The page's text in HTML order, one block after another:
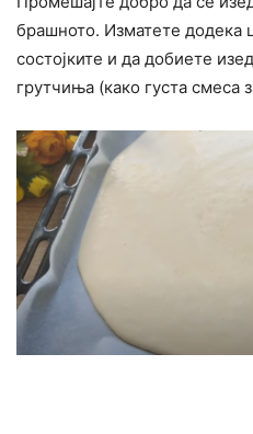
брашното. Изматете додека
состојките и да добиете
грутчиња (како густа смеса